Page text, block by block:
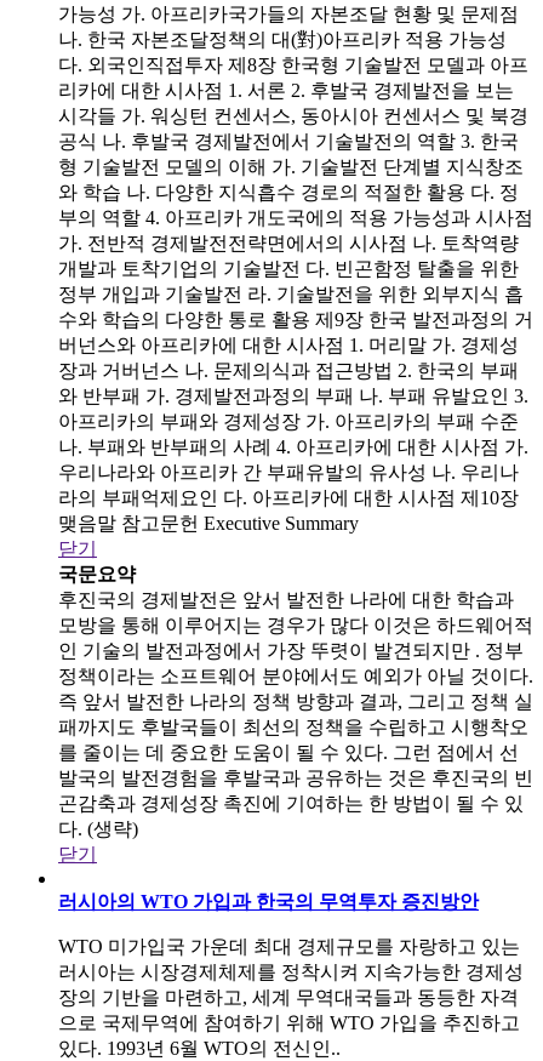
가능성 가. 아프리카국가들의 자본조달 현황 및 문제점
나. 한국 자본조달정책의 대(對)아프리카 적용 가능성
다. 외국인직접투자 제8장 한국형 기술발전 모델과 아프
리카에 대한 시사점 1. 서론 2. 후발국 경제발전을 보는
시각들 가. 워싱턴 컨센서스, 동아시아 컨센서스 및 북경
공식 나. 후발국 경제발전에서 기술발전의 역할 3. 한국
형 기술발전 모델의 이해 가. 기술발전 단계별 지식창조
와 학습 나. 다양한 지식흡수 경로의 적절한 활용 다. 정
부의 역할 4. 아프리카 개도국에의 적용 가능성과 시사점
가. 전반적 경제발전전략면에서의 시사점 나. 토착역량
개발과 토착기업의 기술발전 다. 빈곤함정 탈출을 위한
정부 개입과 기술발전 라. 기술발전을 위한 외부지식 흡
수와 학습의 다양한 통로 활용 제9장 한국 발전과정의 거
버넌스와 아프리카에 대한 시사점 1. 머리말 가. 경제성
장과 거버넌스 나. 문제의식과 접근방법 2. 한국의 부패
와 반부패 가. 경제발전과정의 부패 나. 부패 유발요인 3.
아프리카의 부패와 경제성장 가. 아프리카의 부패 수준
나. 부패와 반부패의 사례 4. 아프리카에 대한 시사점 가.
우리나라와 아프리카 간 부패유발의 유사성 나. 우리나
라의 부패억제요인 다. 아프리카에 대한 시사점 제10장
맺음말 참고문헌 Executive Summary
닫기
국문요약
후진국의 경제발전은 앞서 발전한 나라에 대한 학습과
모방을 통해 이루어지는 경우가 많다 이것은 하드웨어적
인 기술의 발전과정에서 가장 뚜렷이 발견되지만 . 정부
정책이라는 소프트웨어 분야에서도 예외가 아닐 것이다.
즉 앞서 발전한 나라의 정책 방향과 결과, 그리고 정책 실
패까지도 후발국들이 최선의 정책을 수립하고 시행착오
를 줄이는 데 중요한 도움이 될 수 있다. 그런 점에서 선
발국의 발전경험을 후발국과 공유하는 것은 후진국의 빈
곤감축과 경제성장 촉진에 기여하는 한 방법이 될 수 있
다. (생략)
닫기
러시아의 WTO 가입과 한국의 무역투자 증진방안
WTO 미가입국 가운데 최대 경제규모를 자랑하고 있는
러시아는 시장경제체제를 정착시켜 지속가능한 경제성
장의 기반을 마련하고, 세계 무역대국들과 동등한 자격
으로 국제무역에 참여하기 위해 WTO 가입을 추진하고
있다. 1993년 6월 WTO의 전신인..